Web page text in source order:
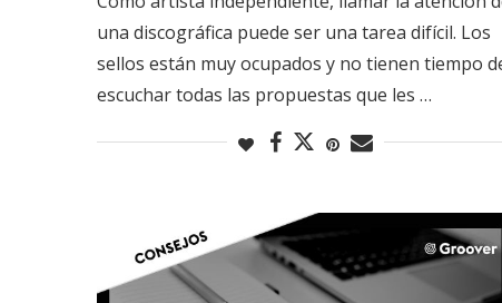
una discográfica puede ser una tarea difícil. Los
sellos están muy ocupados y no tienen tiempo
escuchar todas las propuestas que les …